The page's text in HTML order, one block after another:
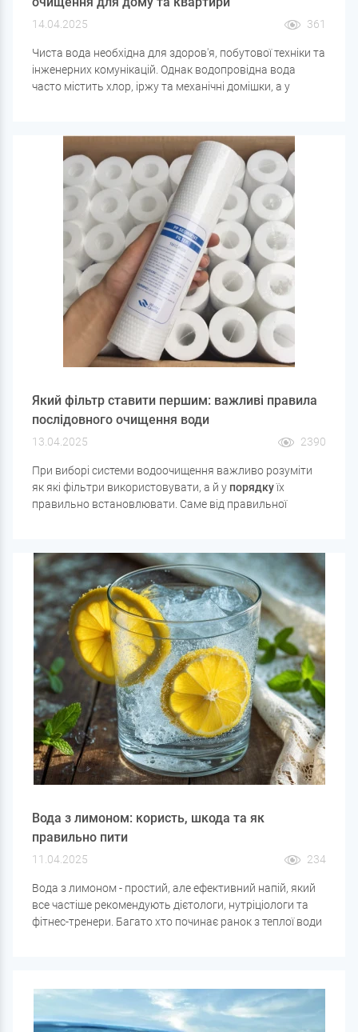
14.04.2025 361
Чиста вода необхідна для здоров'я, побутової техніки та
інженерних комунікацій. Однак водопровідна вода
часто містить хлор, іржу та механічні домішки, а у
вирішення цих проблем варто купити фільтр для води,
який підходить для конкретного типу забруднень.
Який фільтр ставити першим: важливі правила
послідовного очищення води
13.04.2025 2390
При виборі системи водоочищення важливо розуміти
як які фільтри використовувати, а й у порядкуїх
правильно встановлювати. Саме від правильної
обладнання від пошкоджень.
Вода з лимоном: користь, шкода та як
правильно пити
11.04.2025 234
Вода з лимоном - простий, але ефективний напій, який
все частіше рекомендують дієтологи, нутріціологи та
фітнес-тренери. Багато хто починає ранок з теплої води
з лимоном, кому вона підійде, а кому краще утриматися.